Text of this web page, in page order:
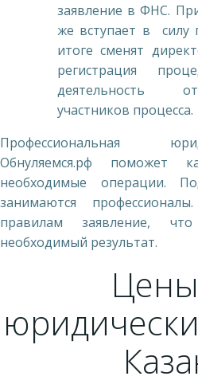
заявление в ФНС.
же вступает в силу
итоге сменят
регистрация
деятельность
участников процесса.
Профессиональная
Обнуляемся.рф поможет
необходимые операции.
занимаются
правилам заявление,
необходимый результат.